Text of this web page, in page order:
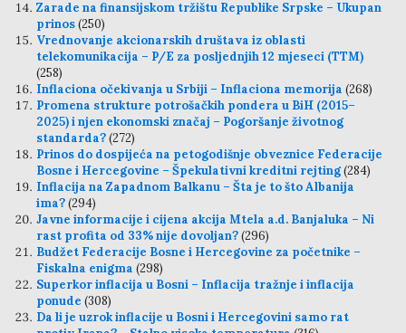
Zarade na finansijskom tržištu Republike Srpske – Ukupan
prinos(250)
Vrednovanje akcionarskih društava iz oblasti
telekomunikacija – P/E za posljednjih 12 mjeseci (TTM)
(258)
Inflaciona očekivanja u Srbiji – Inflaciona memorija (268)
Promena strukture potrošačkih pondera u BiH (2015–
2025) i njen ekonomski značaj – Pogoršanje životnog
standarda?(272)
Prinos do dospijeća na petogodišnje obveznice Federacije
Bosne i Hercegovine – Špekulativni kreditni rejting(284)
Inflacija na Zapadnom Balkanu – Šta je to što Albanija
ima?(294)
Javne informacije i cijena akcija Mtela a.d. Banjaluka – Ni
rast profita od 33% nije dovoljan?(296)
Budžet Federacije Bosne i Hercegovine za početnike –
Fiskalna enigma (298)
Superkor inflacija u Bosni – Inflacija tražnje i inflacija
ponude (308)
Da li je uzrok inflacije u Bosni i Hercegovini samo rat